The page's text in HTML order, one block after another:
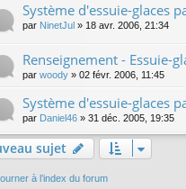
Système d'essuie-glaces
par NinetJul » 18 avr. 2006, 21:34
Renseignement - Essuie-
par woody » 02 févr. 2006, 11:45
Système d'essuie-glaces
par Daniel46 » 31 déc. 2005, 19:35
sujet
à l’index du forum